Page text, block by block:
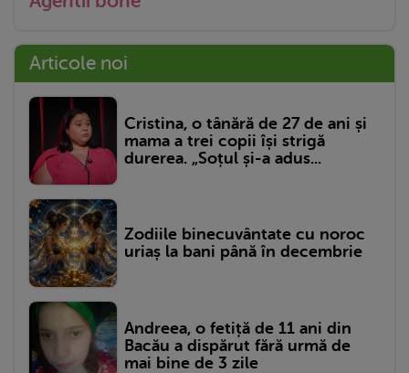
Articole noi
Cristina, o tânără de 27 de ani și
mama a trei copii își strigă
durerea. „Soțul și-a adus...
Zodiile binecuvântate cu noroc
uriaș la bani până în decembrie
Andreea, o fetiță de 11 ani din
Bacău a dispărut fără urmă de
mai bine de 3 zile